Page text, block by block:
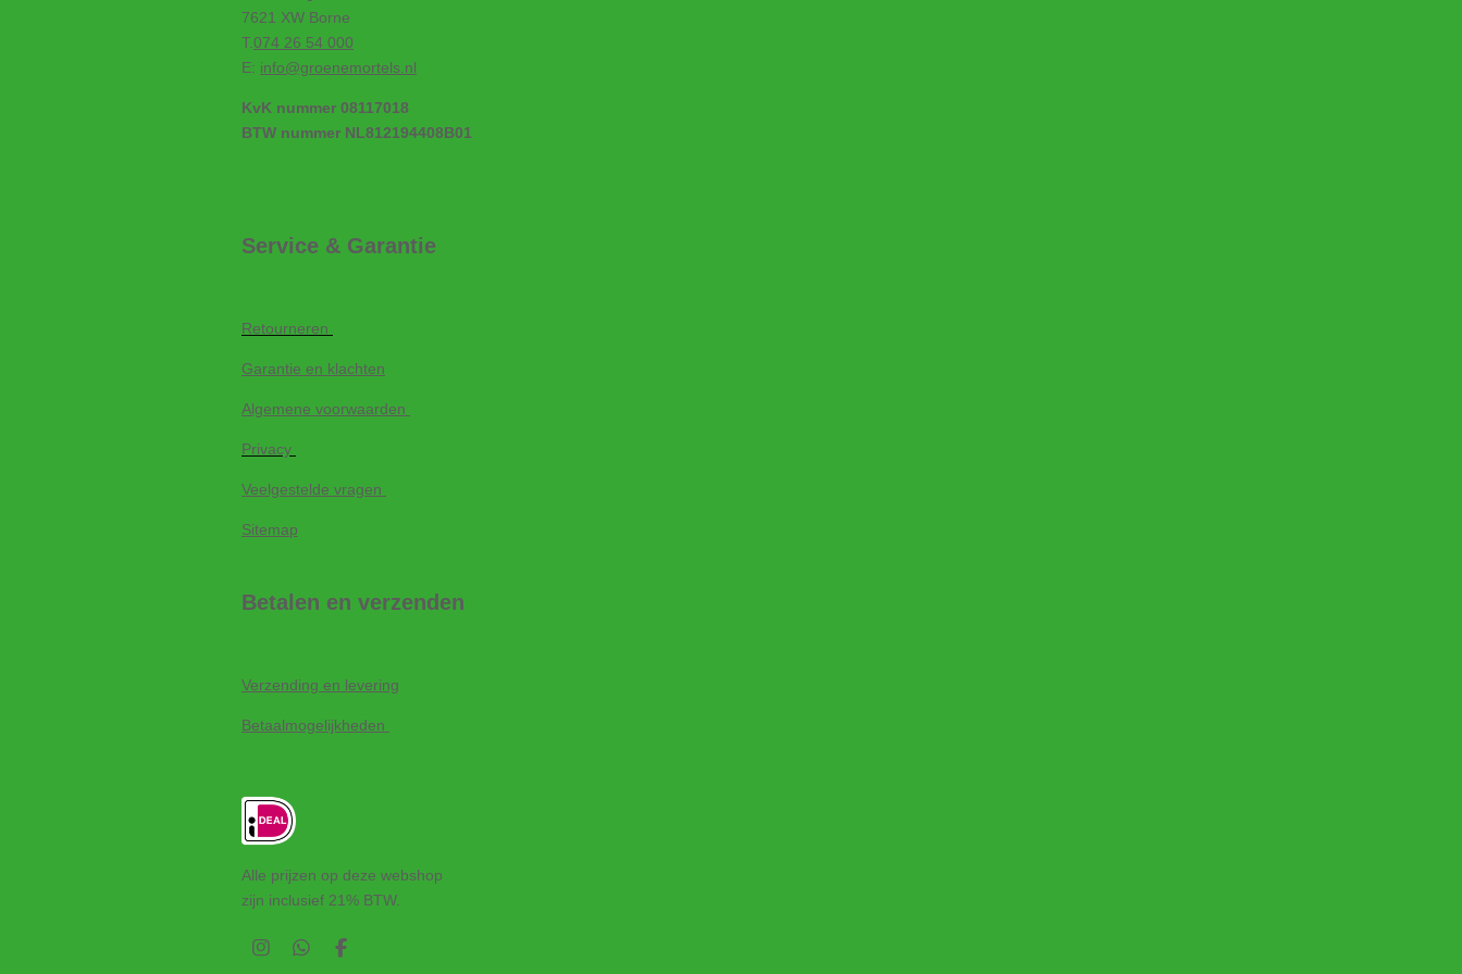
7621 XW Borne
T.074 26 54 000
E: info@groenemortels.nl
KvK nummer 08117018
BTW nummer NL812194408B01
Service & Garantie
Retourneren
Garantie en klachten
Algemene voorwaarden
Privacy
Veelgestelde vragen
Sitemap
Betalen en verzenden
Verzending en levering
Betaalmogelijkheden
Alle prijzen op deze webshop
zijn inclusief 21% BTW.
I
W
F